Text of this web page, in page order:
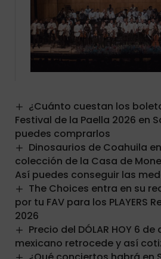
¿Cuánto cuestan los
Festival de la Paella 2026 en
puedes comprarlos
Dinosaurios de Coahuila
colección de la Casa de
Así puedes conseguir las
The Choices entra en su
por tu FAV para los PLAYERS
2026
Precio del DÓLAR HOY 6
mexicano retrocede y así